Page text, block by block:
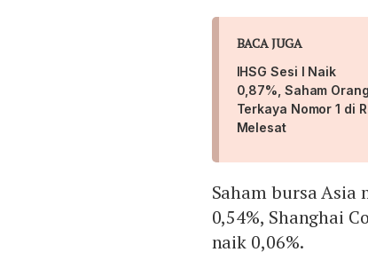
BACA JUGA
IHSG Sesi I Naik
0,87%, Saham Orang
Terkaya Nomor 1 di
Melesat
Saham bursa Asia
0,54%, Shanghai
naik 0,06%.